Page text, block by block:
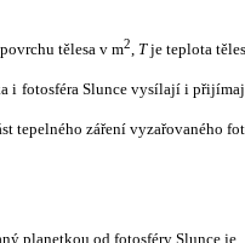
tělesa v m2, Tje teplota
i fotosféra Slunce vysílají i
tepelného záření vyzařovaného
planetkou od fotosféry Slunce je